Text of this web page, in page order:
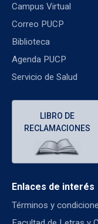
Campus Virtual
Correo PUCP
Biblioteca
Agenda PUCP
Servicio de Salud
LIBRO DE
RECLAMACIONES
Enlaces de interés
Términos y